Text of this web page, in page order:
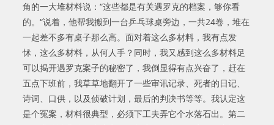
角的一大堆材料说：“这些都是有关遇罗克的档案，够你看
的。“说着，他帮我搬到一台乒乓球桌旁边，一共24卷，堆在
一起差不多有桌子那么高。面对着这么多材料，我有点发
怵，这么多材料，从何人手？同时，我又感到这么多材料足
可以揭开遇罗克案子的秘密了，我倒显得有点兴奋了，赶在
五点下班前，我草草地翻开了一些审讯记录、死者的日记、
诗词、口供，以及侦破计划，最后的判决书等等。我认定这
是个冤案，材料很典型，必须下工夫弄它个水落石出。第二